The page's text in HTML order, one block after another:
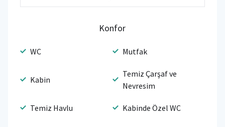
Konfor
WC Mutfak
Kabin
Temiz Çarşaf ve
Nevresim
Temiz Havlu Kabinde Özel WC